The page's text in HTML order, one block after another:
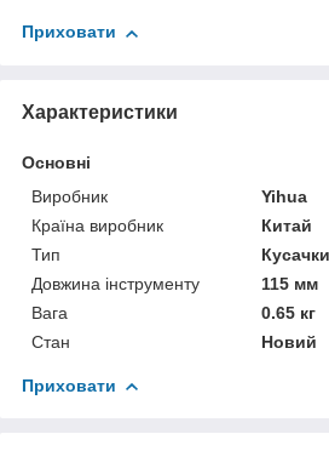
Приховати
Характеристики
Основні
Виробник
Yihua
Країна виробник
Китай
Тип
Кусачки
Довжина інструменту
115 мм
Вага
0.65 кг
Стан
Новий
Приховати